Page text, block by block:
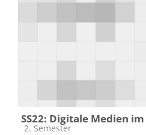
SS22: Digitale Medien
Kursbereich
2. Semester